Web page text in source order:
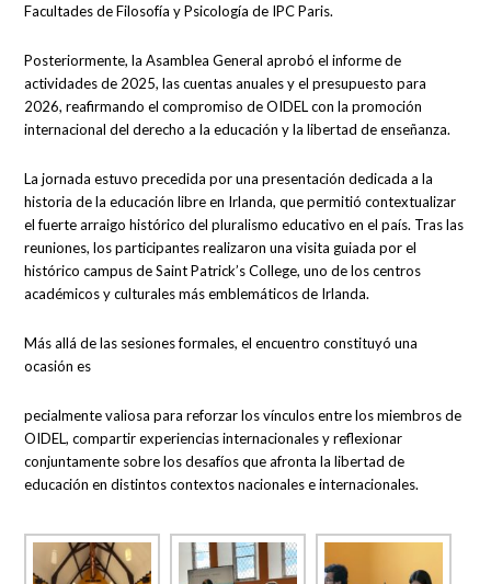
Facultades de Filosofía y Psicología de IPC Paris.
Posteriormente, la Asamblea General aprobó el informe de
actividades de 2025, las cuentas anuales y el presupuesto para
2026, reafirmando el compromiso de OIDEL con la promoción
internacional del derecho a la educación y la libertad de enseñanza.
La jornada estuvo precedida por una presentación dedicada a la
historia de la educación libre en Irlanda, que permitió contextualizar
el fuerte arraigo histórico del pluralismo educativo en el país. Tras las
reuniones, los participantes realizaron una visita guiada por el
histórico campus de Saint Patrick’s College, uno de los centros
académicos y culturales más emblemáticos de Irlanda.
Más allá de las sesiones formales, el encuentro constituyó una
ocasión es
pecialmente valiosa para reforzar los vínculos entre los miembros de
OIDEL, compartir experiencias internacionales y reflexionar
conjuntamente sobre los desafíos que afronta la libertad de
educación en distintos contextos nacionales e internacionales.